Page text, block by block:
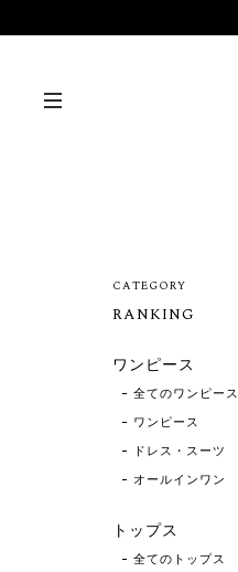
CATEGORY
RANKING
ワンピース
全てのワンピース
ワンピース
ドレス・スーツ
オールインワン
トップス
全てのトップス